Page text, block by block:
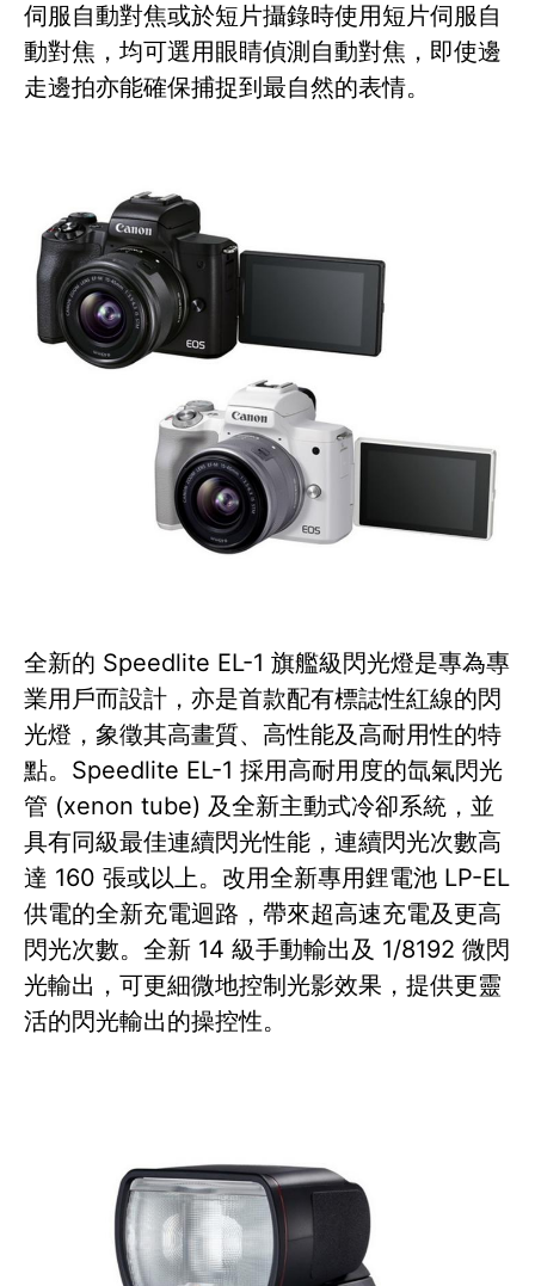
伺服自動對焦或於短片攝錄時使用短片伺服自
動對焦，均可選用眼睛偵測自動對焦，即使邊
走邊拍亦能確保捕捉到最自然的表情。
全新的 Speedlite EL-1 旗艦級閃光燈是專為專
業用戶而設計，亦是首款配有標誌性紅線的閃
光燈，象徵其高畫質、高性能及高耐用性的特
點。Speedlite EL-1 採用高耐用度的氙氣閃光
管 (xenon tube) 及全新主動式冷卻系統，並
具有同級最佳連續閃光性能，連續閃光次數高
達 160 張或以上。改用全新專用鋰電池 LP-EL
供電的全新充電迴路，帶來超高速充電及更高
閃光次數。全新 14 級手動輸出及 1/8192 微閃
光輸出，可更細微地控制光影效果，提供更靈
活的閃光輸出的操控性。